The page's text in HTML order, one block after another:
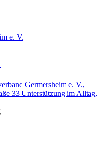
Germersheim e. V.,
33 Unterstützung im Alltag,